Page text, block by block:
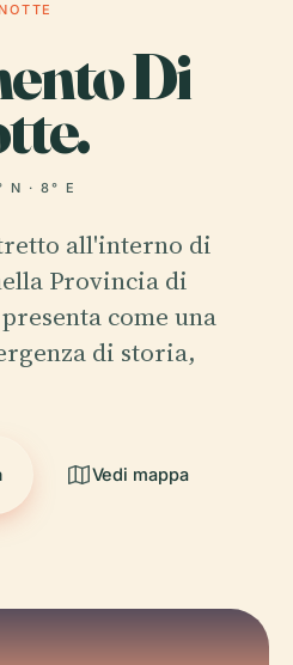
Di
N · 8° E
all'interno di
Provincia di
come una
di storia,
Vedi mappa